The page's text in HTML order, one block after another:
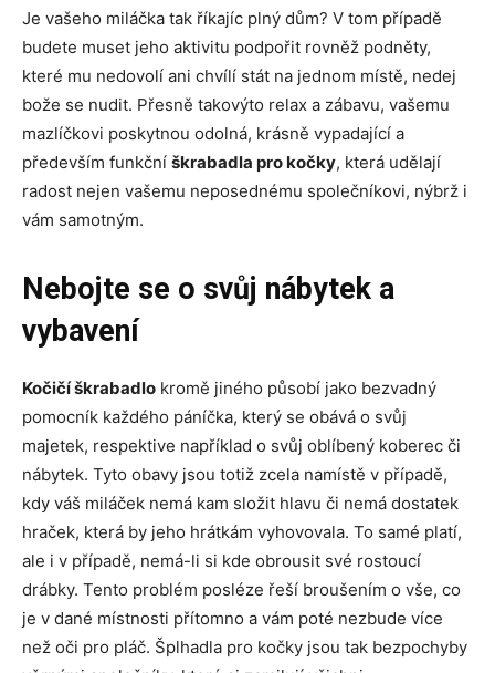
Je vašeho miláčka tak říkajíc plný dům? V tom případě
budete muset jeho aktivitu podpořit rovněž podněty,
které mu nedovolí ani chvílí stát na jednom místě, nedej
bože se nudit. Přesně takovýto relax a zábavu, vašemu
mazlíčkovi poskytnou odolná, krásně vypadající a
především funkční škrabadla pro kočky, která udělají
radost nejen vašemu neposednému společníkovi, nýbrž i
vám samotným.
Nebojte se o svůj nábytek a
vybavení
Kočičí škrabadlo kromě jiného působí jako bezvadný
pomocník každého páníčka, který se obává o svůj
majetek, respektive například o svůj oblíbený koberec či
nábytek. Tyto obavy jsou totiž zcela namístě v případě,
kdy váš miláček nemá kam složit hlavu či nemá dostatek
hraček, která by jeho hrátkám vyhovovala. To samé platí,
ale i v případě, nemá-li si kde obrousit své rostoucí
drábky. Tento problém posléze řeší broušením o vše, co
je v dané místnosti přítomno a vám poté nezbude více
než oči pro pláč. Šplhadla pro kočky jsou tak bezpochyby